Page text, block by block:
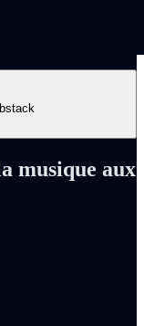
musique aux